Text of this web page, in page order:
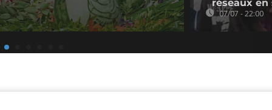
réseaux en
07/07 - 22:00